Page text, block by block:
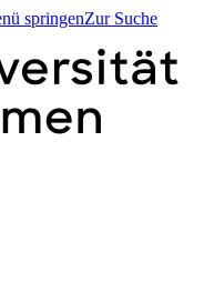
springenZur Suche